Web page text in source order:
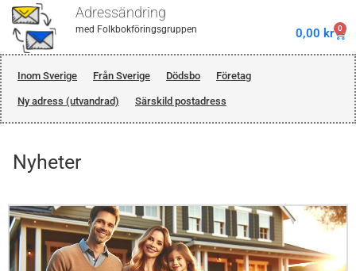
Adressändring
med Folkbokföringsgruppen 0,00 kr 0
Inom Sverige Från Sverige Dödsbo Företag
Ny adress (utvandrad) Särskild postadress
Nyheter